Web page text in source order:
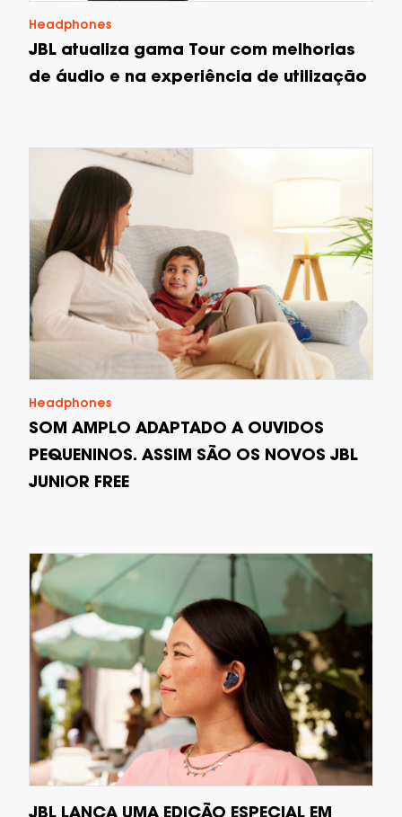
Headphones
JBL atualiza gama Tour com melhorias
de áudio e na experiência de utilização
Headphones
SOM AMPLO ADAPTADO A OUVIDOS
PEQUENINOS. ASSIM SÃO OS NOVOS JBL
JUNIOR FREE
JBL LANÇA UMA EDIÇÃO ESPECIAL EM